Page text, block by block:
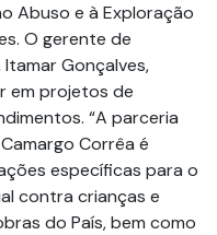
Abuso e à Exploração
O gerente de
Itamar Gonçalves,
em projetos de
“A parceria
Corrêa é
específicas para o
contra crianças e
do País, bem como